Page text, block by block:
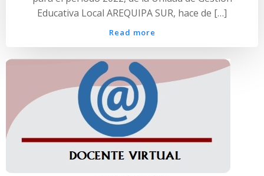
Educativa Local AREQUIPA SUR, hace de […]
Read more